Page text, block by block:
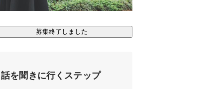
募集終了しました
話を聞きに行くステップ